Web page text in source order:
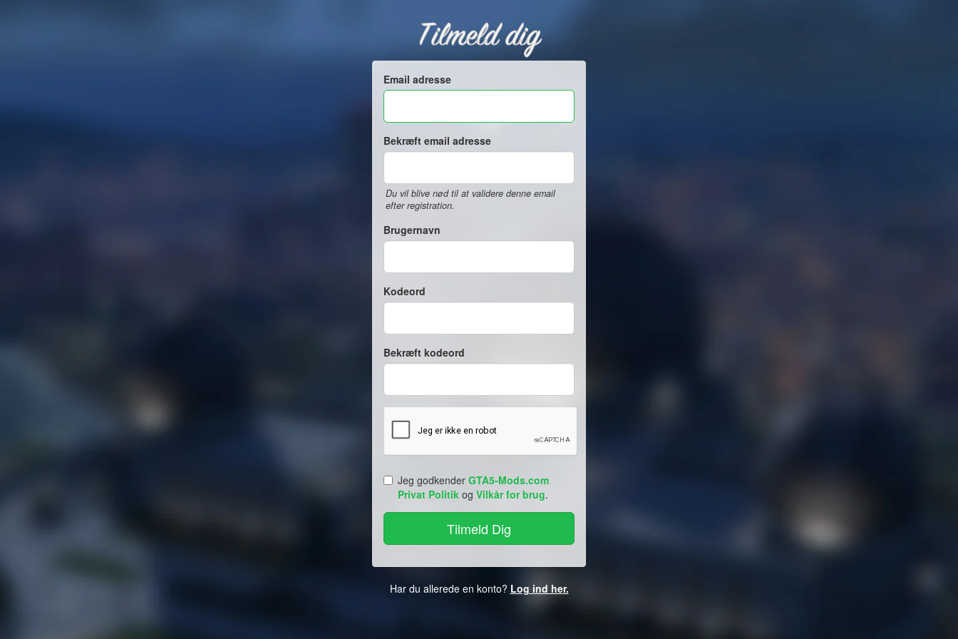
Tilmeld dig
Email adresse
Bekræft email adresse
Du vil blive nød til at validere denne email
efter registration.
Brugernavn
Kodeord
Bekræft kodeord
Jeg godkender GTA5-Mods.com
Privat Politik og Vilkår for brug.
Har du allerede en konto? Log ind her.